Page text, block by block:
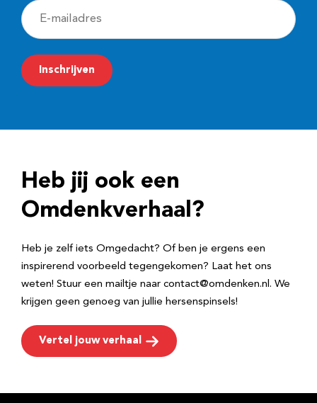
E
-
m
a
r
e
Inschrijven
Heb jij ook een
Omdenkverhaal?
Heb je zelf iets Omgedacht? Of ben je ergens een
inspirerend voorbeeld tegengekomen? Laat het ons
weten! Stuur een mailtje naar contact@omdenken.nl. We
krijgen geen genoeg van jullie hersenspinsels!
Vertel jouw verhaal